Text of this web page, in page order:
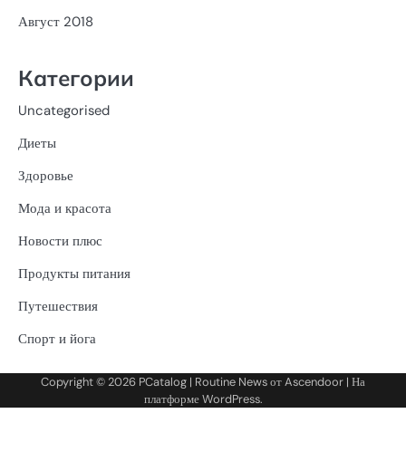
Август 2018
Категории
Uncategorised
Диеты
Здоровье
Мода и красота
Новости плюс
Продукты питания
Путешествия
Спорт и йога
Copyright © 2026 PCatalog | Routine News отAscendoor | На
платформеWordPress.